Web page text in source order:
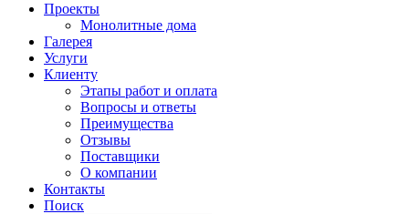
Проекты
Монолитные дома
Галерея
Услуги
Клиенту
Этапы работ и оплата
Вопросы и ответы
Преимущества
Отзывы
Поставщики
О компании
Контакты
Поиск